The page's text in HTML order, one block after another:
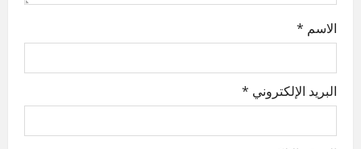
o
الاسم *
البريد الإلكتروني *